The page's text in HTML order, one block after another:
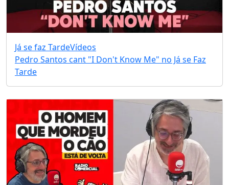
Já se faz TardeVídeos
Pedro Santos cant "I Don't Know Me" no Já se Faz
Tarde